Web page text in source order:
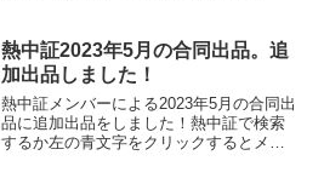
ｘ（クラウドグレーｘサファイア）ゾウ
リムシ光合成細菌すでに...
熱中証2023年5月の合同出品。追
加出品しました！
熱中証メンバーによる2023年5月の合同出
品に追加出品をしました！熱中証で検索
するか左の青文字をクリックするとメン